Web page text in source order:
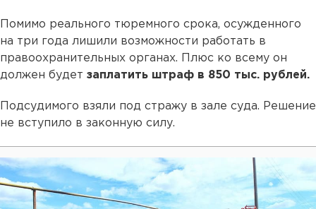
Помимо реального тюремного срока, осужденного
на три года лишили возможности работать в
правоохранительных органах. Плюс ко всему он
должен будет заплатить штраф в 850 тыс. рублей.
Подсудимого взяли под стражу в зале суда. Решение
не вступило в законную силу.